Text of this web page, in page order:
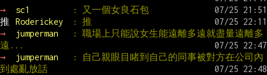
→ sc1
: 又一個女良石包
推
Roderickey
: 推
→
jumperman
: 職場上只能說女生能遠離多遠就盡量遠離多
遠...
→
jumperman
: 自己親眼目睹到自己的同事被對方在公司內
到處亂放話